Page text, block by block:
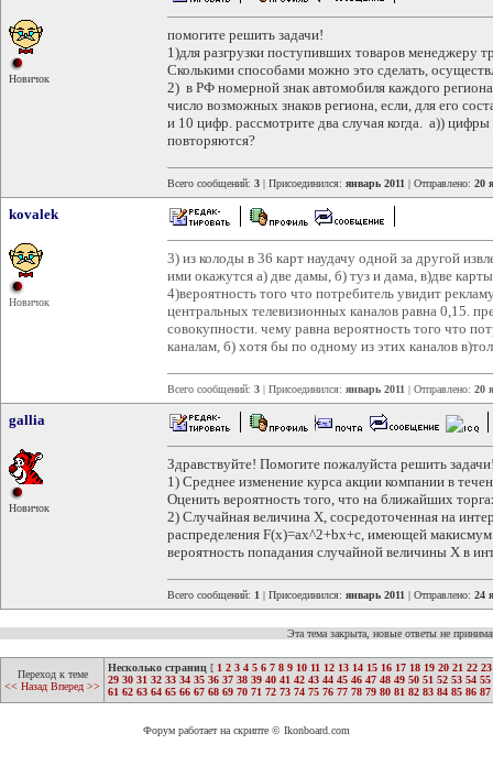
Новичок
помогите решить задачи!
1)для разгрузки поступивших товаров менеджеру
Сколькими способами можно это сделать,
2) в РФ номерной знак автомобиля каждого
число возможных знаков региона, если, для его
и 10 цифр. рассмотрите два случая когда. а))
повторяются?
Всего сообщений: 3 | Присоединился: январь 2011 | Отправлено: 20
kovalek
Новичок
3) из колоды в 36 карт наудачу одной за другой
ими окажутся а) две дамы, б) туз и дама, в)две
4)вероятность того что потребитель увидит
центральных телевизионных каналов равна 0,15.
совокупности. чему равна вероятность того что
каналам, б) хотя бы по одному из этих каналов
Всего сообщений: 3 | Присоединился: январь 2011 | Отправлено: 20
gallia
Новичок
Здравствуйте! Помогите пожалуйста решить
1) Среднее изменение курса акции компании в
Оценить вероятность того, что на ближайших
2) Случайная величина Х, сосредоточенная на
распределения F(х)=ах^2+bx+c, имеющей
вероятность попадания случайной величины Х в
Всего сообщений: 1 | Присоединился: январь 2011 | Отправлено: 24
Эта тема закрыта, новые ответы не
Переход к теме
<< Назад Вперед >>
Несколько страниц [ 1 2 3 4 5 6 7 8 9 10 11 12 13 14 15 16 17 18 19 20 21 22 23
29 30 31 32 33 34 35 36 37 38 39 40 41 42 43 44 45 46 47 48 49 50 51 52 53 54 55
61 62 63 64 65 66 67 68 69 70 71 72 73 74 75 76 77 78 79 80 81 82 83 84 85 86 87
Форум работает на скрипте © Ikonboard.com